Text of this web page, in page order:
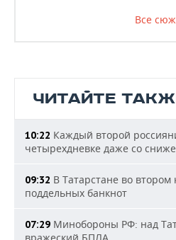
Все
ЧИТАЙТЕ
10:22 Каждый второй
четырехдневке даже со
09:32 В Татарстане во
поддельных банкнот
07:29 Минобороны РФ: над